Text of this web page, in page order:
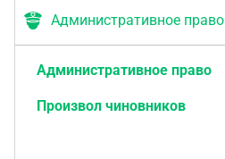
Административное право
Административное право
Произвол чиновников